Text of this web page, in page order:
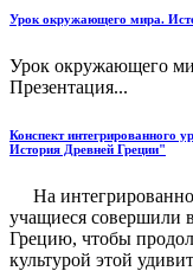
Урок окружающего мира.
Урок окружающего
Презентация...
Конспект интегрированного
История Древней Греции"
На
учащиеся совершили
Грецию, чтобы
культурой этой